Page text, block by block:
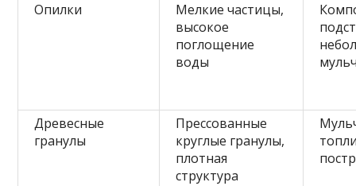
Опилки
Мелкие частицы,
высокое
поглощение
воды
Древесные
гранулы
Прессованные
круглые гранулы,
плотная
структура